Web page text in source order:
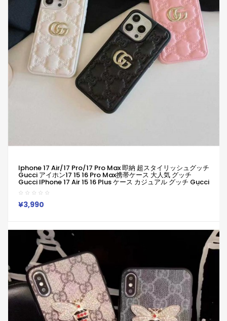
Iphone 17 Air/17 Pro/17 Pro Max 即納 超スタイリッシュグッチ
Gucci アイホン17 15 16 Pro Max携帯ケース 大人気 グッチ
Gucci IPhone 17 Air 15 16 Plus ケース カジュアル グッチ Gucci
アイホン13 15 16スマホケース 売れ筋 皮製 Iphone 17 15pro/16
Pro Max 14 13 携帯ケース 合わせ易い
¥3,990